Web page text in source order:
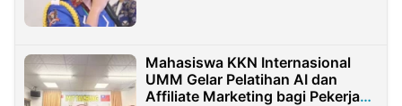
Mahasiswa KKN Internasional
UMM Gelar Pelatihan AI dan
Affiliate Marketing bagi Pekerja